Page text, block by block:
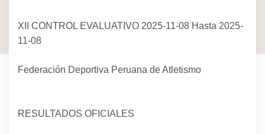
XII CONTROL EVALUATIVO 2025-11-08 Hasta 2025-
11-08
Federación Deportiva Peruana de Atletismo
RESULTADOS OFICIALES